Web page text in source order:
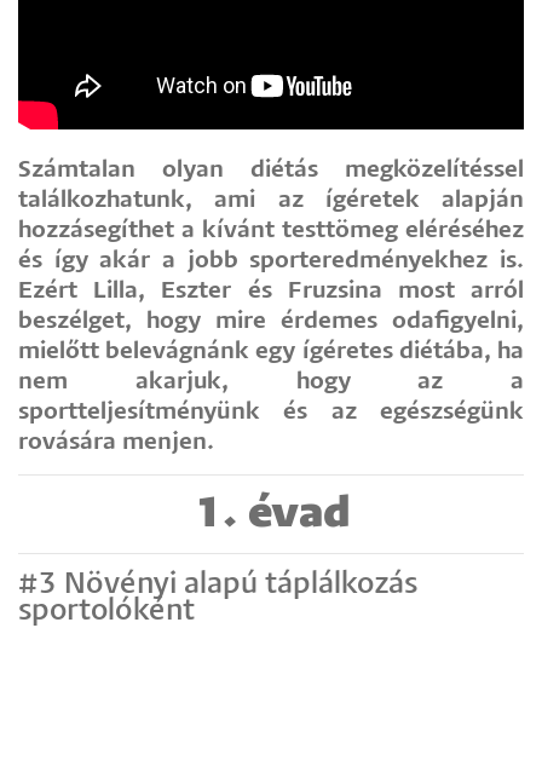
Számtalan olyan diétás megközelítéssel
találkozhatunk, ami az ígéretek alapján
hozzásegíthet a kívánt testtömeg eléréséhez
és így akár a jobb sporteredményekhez is.
Ezért Lilla, Eszter és Fruzsina most arról
beszélget, hogy mire érdemes odafigyelni,
mielőtt belevágnánk egy ígéretes diétába, ha
nem akarjuk, hogy az a
sportteljesítményünk és az egészségünk
rovására menjen.
1. évad
#3 Növényi alapú táplálkozás
sportolóként